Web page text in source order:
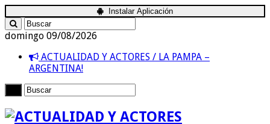
Instalar Aplicación
domingo 09/08/2026
ACTUALIDAD Y ACTORES / LA PAMPA –
ARGENTINA!